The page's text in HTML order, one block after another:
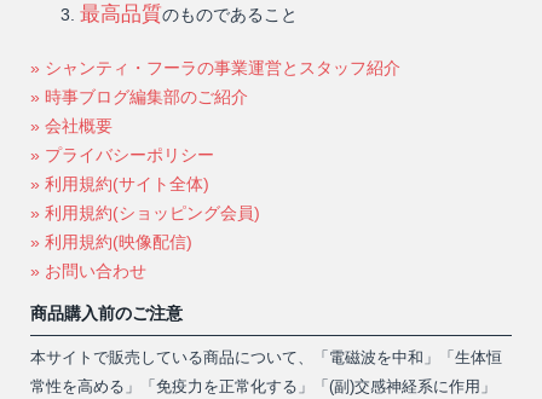
最高品質のものであること
» シャンティ・フーラの事業運営とスタッフ紹介
» 時事ブログ編集部のご紹介
» 会社概要
» プライバシーポリシー
» 利用規約(サイト全体)
» 利用規約(ショッピング会員)
» 利用規約(映像配信)
» お問い合わせ
商品購入前のご注意
本サイトで販売している商品について、「電磁波を中和」「生体恒
常性を高める」「免疫力を正常化する」「(副)交感神経系に作用」